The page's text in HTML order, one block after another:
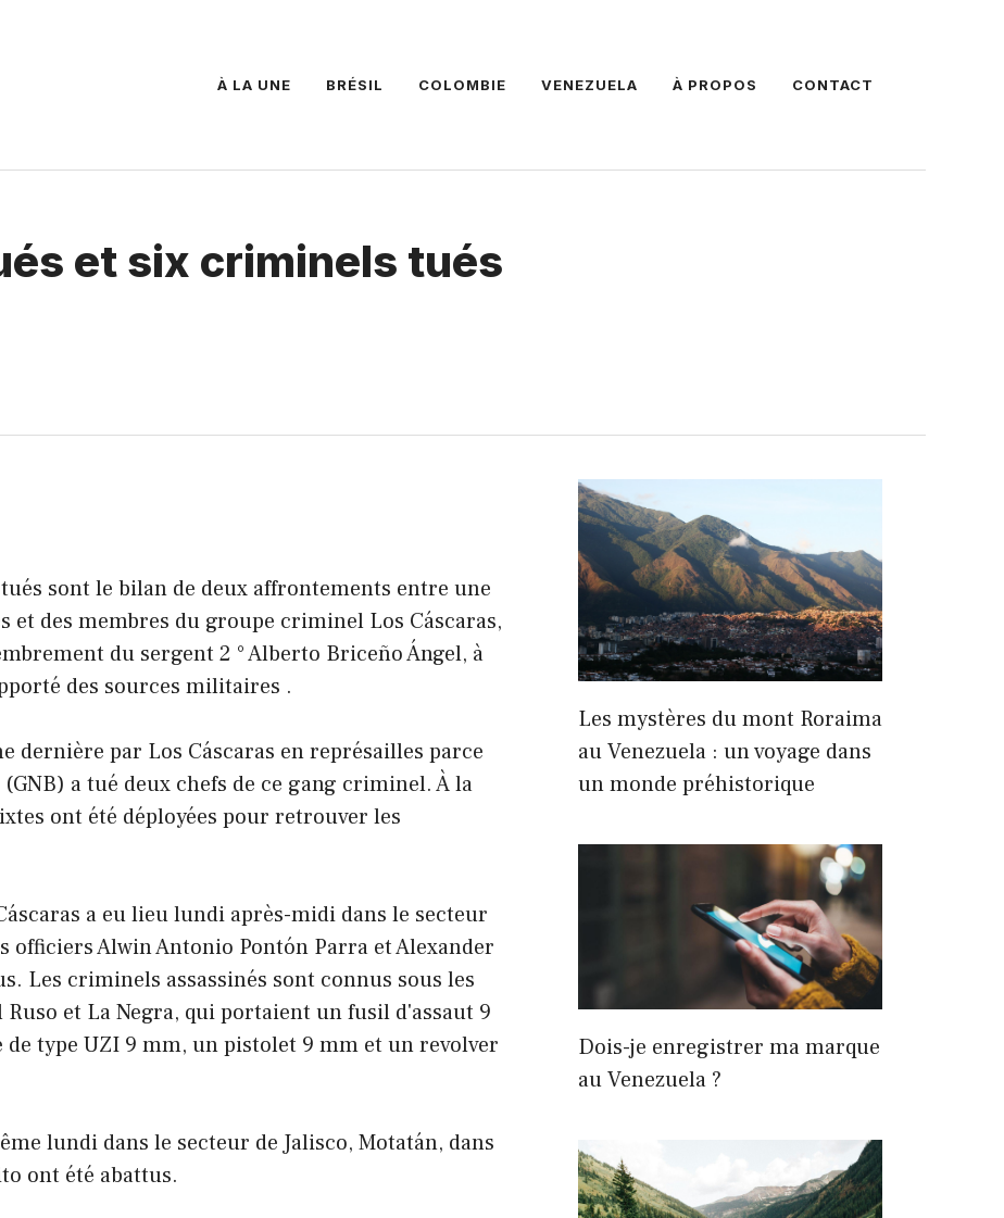
À LA UNE BRÉSIL COLOMBIE VENEZUELA À PROPOS CONTACT
et six criminels tués
sont le bilan de deux affrontements entre une
des membres du groupe criminel Los Cáscaras,
du sergent 2 ° Alberto Briceño Ángel, à
des sources militaires .
dernière par Los Cáscaras en représailles parce
a tué deux chefs de ce gang criminel. À la
ont été déployées pour retrouver les
a eu lieu lundi après-midi dans le secteur
officiers Alwin Antonio Pontón Parra et Alexander
Les criminels assassinés sont connus sous les
et La Negra, qui portaient un fusil d'assaut 9
type UZI 9 mm, un pistolet 9 mm et un revolver
lundi dans le secteur de Jalisco, Motatán, dans
ont été abattus.
Les mystères du mont Roraima
au Venezuela : un voyage dans
un monde préhistorique
Dois-je enregistrer ma marque
au Venezuela ?